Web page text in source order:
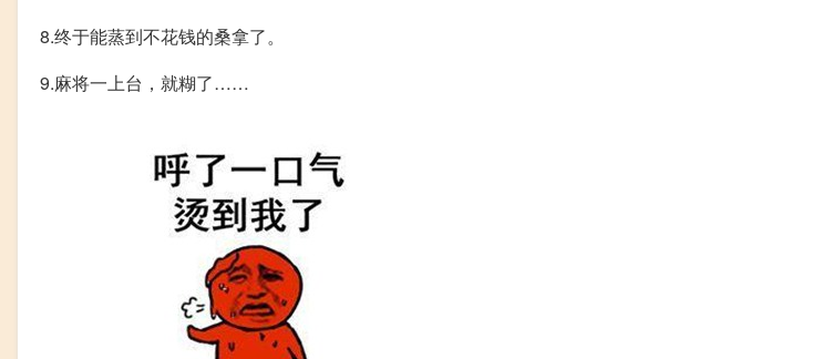
8.终于能蒸到不花钱的桑拿了。
9.麻将一上台，就糊了……